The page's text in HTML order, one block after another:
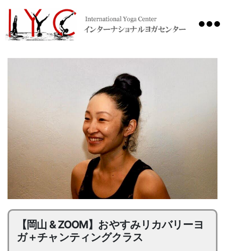
【岡山 & ZOOM】おやすみリカバリーヨ
ガ＋チャンティングクラス